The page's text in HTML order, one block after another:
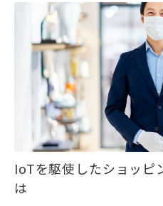
IoTを駆使したショッピ
は